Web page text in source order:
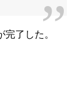
了した。